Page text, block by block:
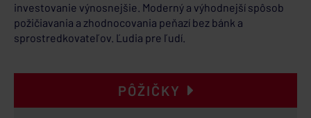
investovanie výnosnejšie. Moderný a výhodnejší spôsob
požičiavania a zhodnocovania peňazí bez bánk a
sprostredkovateľov. Ľudia pre ľudí.
PÔŽIČKY